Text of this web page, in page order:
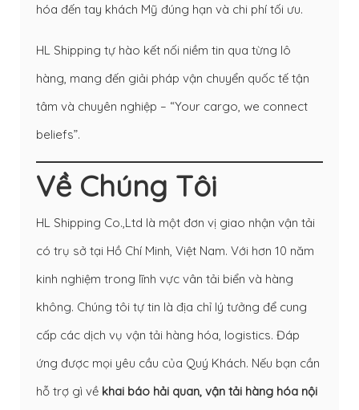
hóa đến tay khách Mỹ đúng hạn và chi phí tối ưu.
HL Shipping tự hào kết nối niềm tin qua từng lô
hàng, mang đến giải pháp vận chuyển quốc tế tận
tâm và chuyên nghiệp – “Your cargo, we connect
beliefs”.
Về Chúng Tôi
HL Shipping Co.,Ltd là một đơn vị giao nhận vận tải
có trụ sở tại Hồ Chí Minh, Việt Nam. Với hơn 10 năm
kinh nghiệm trong lĩnh vực vân tải biển và hàng
không. Chúng tôi tự tin là địa chỉ lý tưởng để cung
cấp các dịch vụ vận tải hàng hóa, logistics. Đáp
ứng được mọi yêu cầu của Quý Khách. Nếu bạn cần
hỗ trợ gì về khai báo hải quan, vận tải hàng hóa nội